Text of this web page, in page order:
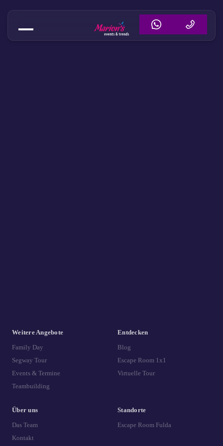
Weitere Angebote
Family Day
Segway Tour
Events & Termine
Teambuilding
Entdecken
Blog
Escape Room 1x1
Virtuelle Tour
Über uns
Das Team
Kontakt
Standorte
Escape Room Fulda